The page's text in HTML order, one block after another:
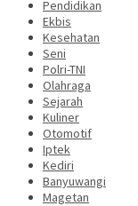
Pendidikan
Ekbis
Kesehatan
Seni
Polri-TNI
Olahraga
Sejarah
Kuliner
Otomotif
Iptek
Kediri
Banyuwangi
Magetan